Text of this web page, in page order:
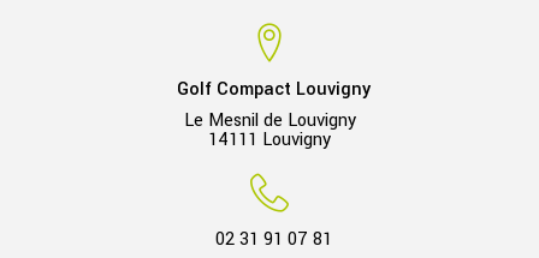
Golf Compact Louvigny
Le Mesnil de Louvigny
14111 Louvigny
02 31 91 07 81